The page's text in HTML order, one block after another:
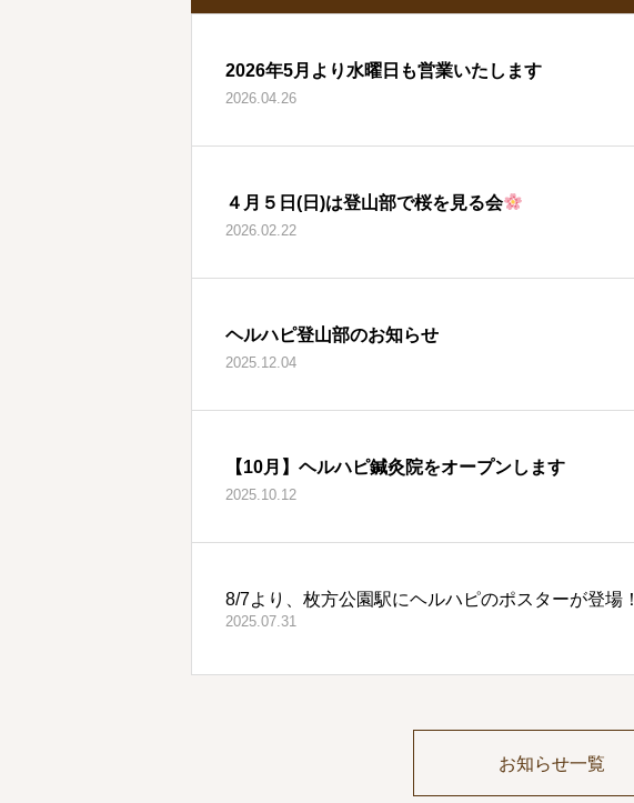
2026年5月より水曜日も営業いたします
2026.04.26
４月５日(日)は登山部で桜を見る会
2026.02.22
ヘルハピ登山部のお知らせ
2025.12.04
【10月】ヘルハピ鍼灸院をオープンします
2025.10.12
8/7より、枚方公園駅にヘルハピのポスターが登場！
2025.07.31
お知らせ一覧